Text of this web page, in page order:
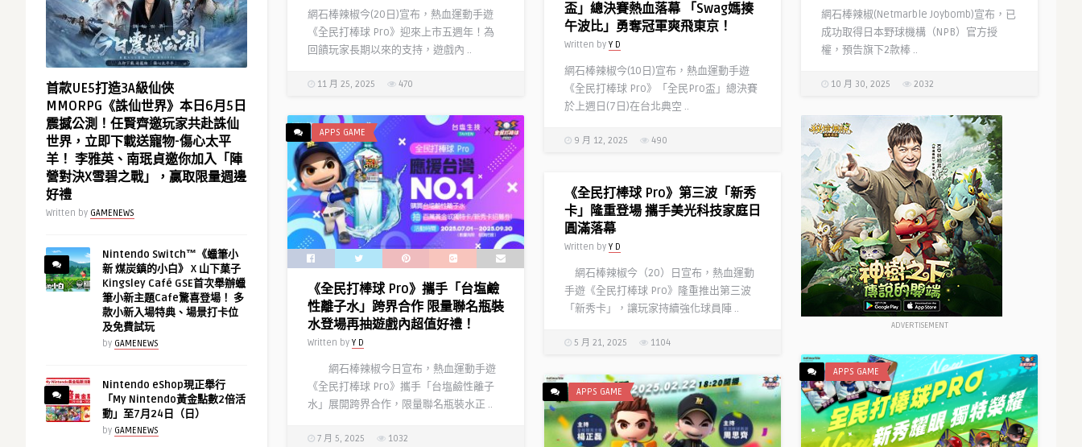
首款UE5打造3A級仙俠
MMORPG《誅仙世界》本日6月5日
震撼公測！任賢齊邀玩家共赴誅仙
世界，立即下載送寵物-傷心太平
羊！ 李雅英、南珉貞邀你加入「陣
營對決X雪碧之戰」，贏取限量週邊
好禮
Written by GAMENEWS
Nintendo Switch™《蠟筆小
新 煤炭鎮的小白》 X 山下菓子
Kingsley Café GSE首次舉辦蠟
筆小新主題Cafe驚喜登場！ 多
款小新入場特典、場景打卡位
及免費試玩
by GAMENEWS
Nintendo eShop現正舉行
「My Nintendo黃金點數2倍活
動」至7月24日（日）
by GAMENEWS
網石棒辣椒今(20日)宣布，熱血運動手遊
《全民打棒球 Pro》迎來上市五週年！為
回饋玩家長期以來的支持，遊戲內 ..
11 月 25, 2025 470
網石棒辣椒(Netmarble Joybomb)宣布，已
成功取得日本野球機構（NPB）官方授
權，預告旗下2款棒 ..
10 月 30, 2025 2032
盃」總決賽熱血落幕 「Swag媽揍
午波比」勇奪冠軍爽飛東京！
Written by Y D
網石棒辣椒今(10日)宣布，熱血運動手遊
《全民打棒球 Pro》「全民Pro盃」總決賽
於上週日(7日)在台北典空 ..
9 月 12, 2025 490
APPS GAME
《全民打棒球 Pro》攜手「台塩鹼
性離子水」跨界合作 限量聯名瓶裝
水登場再抽遊戲內超值好禮！
Written by Y D
網石棒辣椒今日宣布，熱血運動手遊
《全民打棒球 Pro》攜手「台塩鹼性離子
水」展開跨界合作，限量聯名瓶裝水正 ..
7 月 5, 2025 1032
ADVERTISEMENT
《全民打棒球 Pro》第三波「新秀
卡」隆重登場 攜手美光科技家庭日
圓滿落幕
Written by Y D
網石棒辣椒今（20）日宣布，熱血運動
手遊《全民打棒球 Pro》隆重推出第三波
「新秀卡」，讓玩家持續強化球員陣 ..
5 月 21, 2025 1104
APPS GAME
APPS GAME